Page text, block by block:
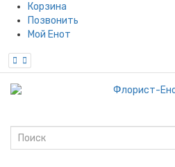
Корзина
Позвонить
Мой Енот